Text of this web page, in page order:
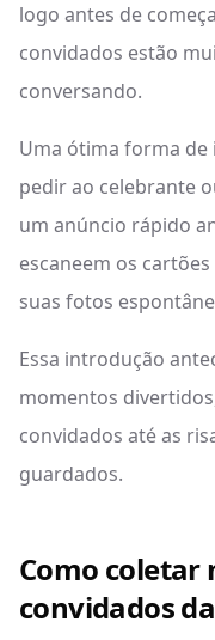
logo antes de
convidados estão
conversando.
Uma ótima forma
pedir ao celebrante
um anúncio rápido
escaneem os
suas fotos
Essa introdução
momentos
convidados até as
guardados.
Como coletar
convidados